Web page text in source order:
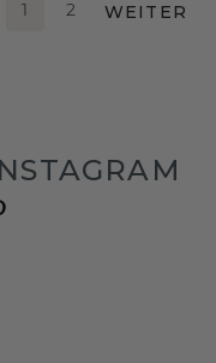
1 2 WEITER